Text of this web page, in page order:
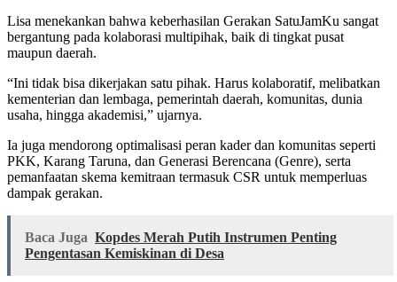
Lisa menekankan bahwa keberhasilan Gerakan SatuJamKu sangat
bergantung pada kolaborasi multipihak, baik di tingkat pusat
maupun daerah.
“Ini tidak bisa dikerjakan satu pihak. Harus kolaboratif, melibatkan
kementerian dan lembaga, pemerintah daerah, komunitas, dunia
usaha, hingga akademisi,” ujarnya.
Ia juga mendorong optimalisasi peran kader dan komunitas seperti
PKK, Karang Taruna, dan Generasi Berencana (Genre), serta
pemanfaatan skema kemitraan termasuk CSR untuk memperluas
dampak gerakan.
Baca Juga Kopdes Merah Putih Instrumen Penting
Pengentasan Kemiskinan di Desa